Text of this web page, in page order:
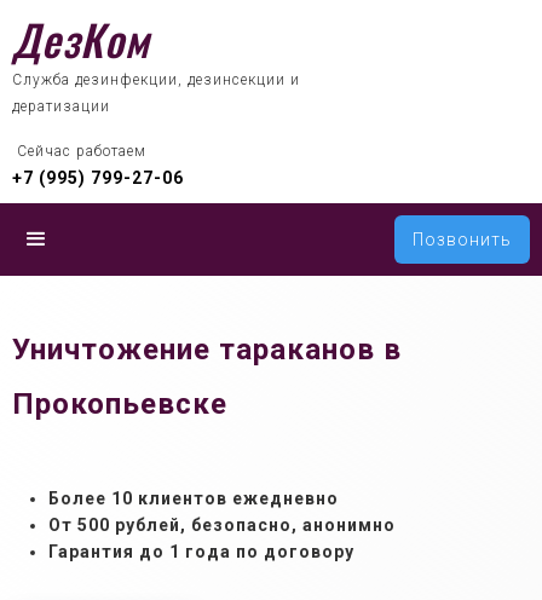
ДезКом
Служба дезинфекции, дезинсекции и
дератизации
Сейчас работаем
+7 (995) 799-27-06
Позвонить
Уничтожение тараканов в
Прокопьевске
Более 10 клиентов ежедневно
От 500 рублей, безопасно, анонимно
Гарантия до 1 года по договору